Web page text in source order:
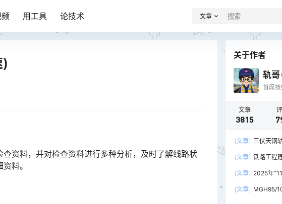
用工具 论技术 文章
资料，并对检查资料进行多种分析，及时了解线路状
料。󠅅󠅃󠄵󠅂󠄪󠇖󠆨󠆨󠇕󠆞󠆒󠅬󠇘󠆭󠆘󠇙󠆝󠅵󠇗󠆭󠆁󠄐󠇗󠅹󠅸󠇖󠆍󠅳󠇖󠅹󠅰󠇖󠆌󠅹
关于作者
轨哥
首席
文章
3815
[文章] 三伏天钢
[文章] 铁路工程
[文章] 2025年
[文章] MGH95/